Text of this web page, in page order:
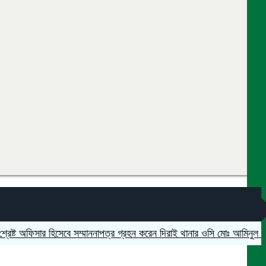
হিসেবে সম্মাননাপত্র গ্রহন করেন দিরাই থানার ওসি মোঃ আমিনুল ইসলাম